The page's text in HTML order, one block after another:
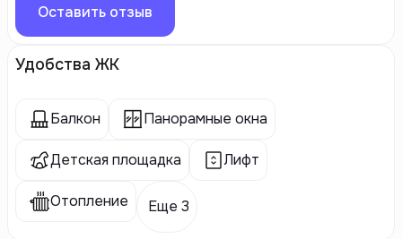
Оставить отзыв
Удобства ЖК
Балкон Панорамные окна
Детская площадка Лифт
Отопление Еще 3